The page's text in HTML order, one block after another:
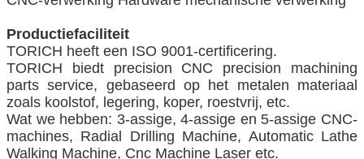
Productiefaciliteit
TORICH heeft een ISO 9001-certificering.
TORICH biedt precision CNC precision machining
parts service, gebaseerd op het metalen materiaal
zoals koolstof, legering, koper, roestvrij, etc.
Wat we hebben: 3-assige, 4-assige en 5-assige CNC-
machines, Radial Drilling Machine, Automatic Lathe
Walking Machine, Cnc Machine Laser etc.